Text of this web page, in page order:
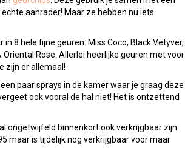
aanrader! Maar ze hebben nu iets
8 hele fijne geuren: Miss Coco, Black Vetyver,
Oriental Rose. Allerlei heerlijke geuren met voor
zijn er allemaal!
paar sprays in de kamer waar je graag deze
ook vooral de hal niet! Het is ontzettend
ongetwijfeld binnenkort ook verkrijgbaar zijn
maar is tijdelijk nog verkrijgbaar voor maar